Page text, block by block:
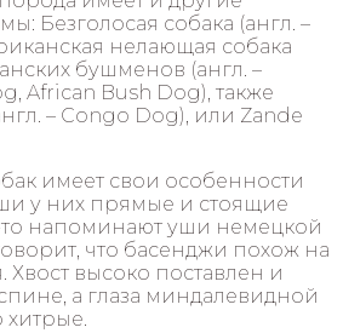
Безголосая собака (англ. –
нелающая собака
бушменов (англ. –
African Bush Dog), также
– Congo Dog), или Zande
имеет свои особенности
у них прямые и стоящие
то напоминают уши немецкой
что басенджи похож на
Хвост высоко поставлен и
а глаза миндалевидной